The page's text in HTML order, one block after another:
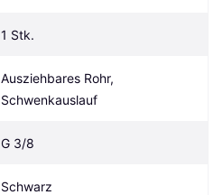
1 Stk.
Ausziehbares Rohr,
Schwenkauslauf
G 3/8
Schwarz